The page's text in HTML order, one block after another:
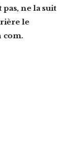
ne la suit
le
com.